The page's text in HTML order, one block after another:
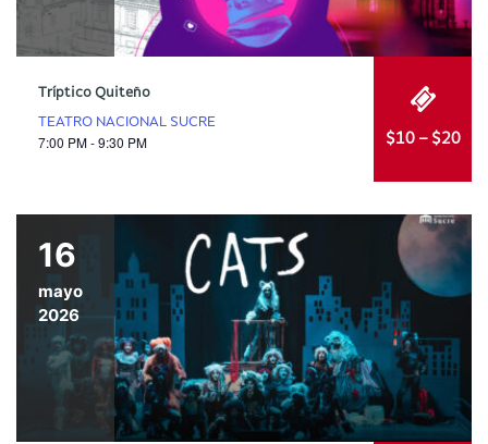
Tríptico Quiteño
TEATRO NACIONAL SUCRE
7:00 PM - 9:30 PM $10 – $20
16
mayo
2026